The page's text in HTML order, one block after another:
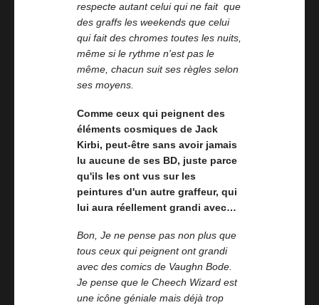
respecte autant celui qui ne fait que
des graffs les weekends que celui
qui fait des chromes toutes les nuits,
même si le rythme n'est pas le
même, chacun suit ses règles selon
ses moyens.
Comme ceux qui peignent des
éléments cosmiques de Jack
Kirbi, peut-être sans avoir jamais
lu aucune de ses BD, juste parce
qu'ils les ont vus sur les
peintures d'un autre graffeur, qui
lui aura réellement grandi avec…
Bon, Je ne pense pas non plus que
tous ceux qui peignent ont grandi
avec des comics de Vaughn Bode.
Je pense que le Cheech Wizard est
une icône géniale mais déjà trop